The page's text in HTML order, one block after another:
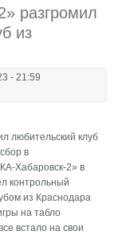
разгромил
из
- 21:59
любительский клуб
в
Хабаровск-2» в
контрольный
из Краснодара
на табло
встало на свои